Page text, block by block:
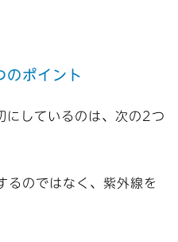
のポイント
にしているのは、次の2つ
るのではなく、紫外線を